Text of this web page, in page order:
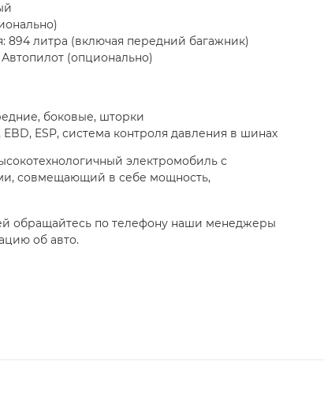
894 литра (включая передний багажник)
(опционально)
боковые, шторки
ESP, система контроля давления в шинах
электромобиль с
совмещающий в себе мощность,
обращайтесь по телефону наши менеджеры
об авто.